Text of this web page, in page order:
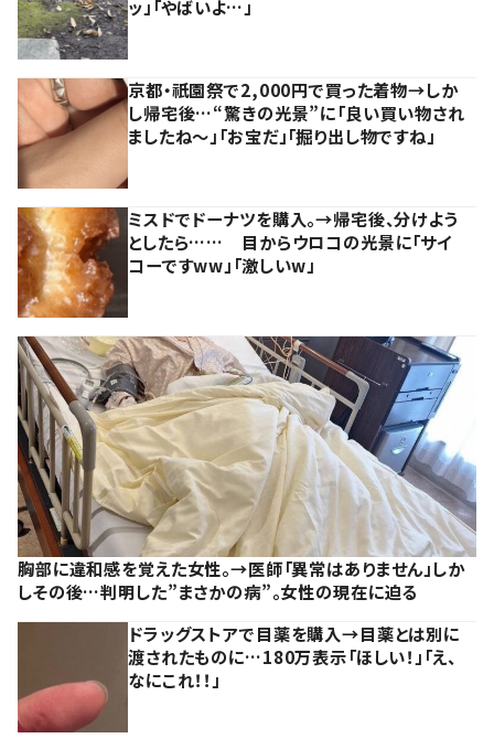
ッ」「やばいよ…」
京都・祇園祭で2,000円で買った着物→しか
し帰宅後…“驚きの光景”に「良い買い物され
ましたね～」「お宝だ」「掘り出し物ですね」
ミスドでドーナツを購入。→帰宅後、分けよう
としたら…… 目からウロコの光景に「サイ
コーですww」「激しいw」
胸部に違和感を覚えた女性。→医師「異常はありません」しか
しその後…判明した”まさかの病”。女性の現在に迫る
ドラッグストアで目薬を購入→目薬とは別に
渡されたものに…180万表示「ほしい！」「え、
なにこれ！！」